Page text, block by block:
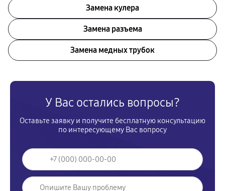
Замена кулера
Замена разъема
Замена медных трубок
У Вас остались вопросы?
Оставьте заявку и получите бесплатную консультацию
по интересующему Вас вопросу